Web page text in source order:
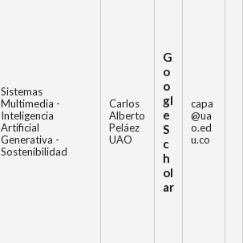
Sistemas
Multimedia -
Inteligencia
Artificial
Generativa -
Sostenibilidad
Carlos
Alberto
Peláez
UAO
G
o
o
gl
e
S
c
h
ol
ar
capa
@ua
o.ed
u.co